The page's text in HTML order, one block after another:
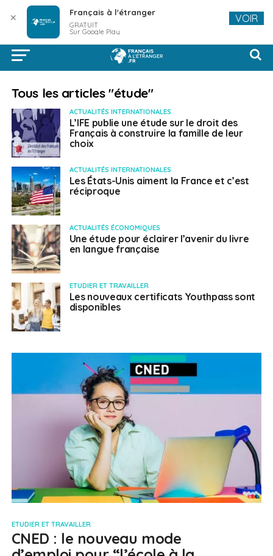
Tous les articles "étude"
ACTUALITÉS INTERNATIONALES
L’IFE publie une étude sur le droit des
Français à construire la famille de leur
choix
ACTUALITÉS INTERNATIONALES
Les États-Unis aiment la France et c’est
réciproque
ACTUALITÉS ÉCONOMIQUES
Une étude pour éclairer l’avenir du livre
en langue française
ETUDIER ET TRAVAILLER
Les nouveaux certificats Youthpass sont
disponibles
ETUDIER ET TRAVAILLER
CNED : le nouveau mode
✕ Français à l'étranger
GRATUIT
Sur Google Play
VOIR